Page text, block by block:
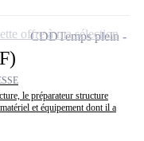
le préparateur structure
et équipement dont il a
CDDTemps plein
offre à ma sélection